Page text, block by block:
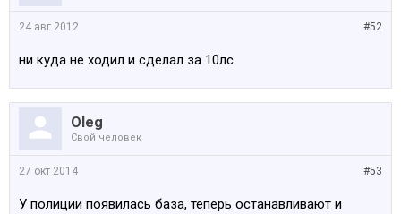
#52
24 авг 2012
ни куда не ходил и сделал за 10лс
Oleg
Свой человек
#53
27 окт 2014
У полиции появилась база, теперь останавливают и